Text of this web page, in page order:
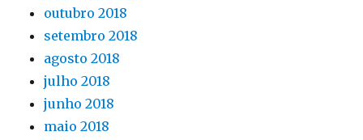
outubro 2018
setembro 2018
agosto 2018
julho 2018
junho 2018
maio 2018